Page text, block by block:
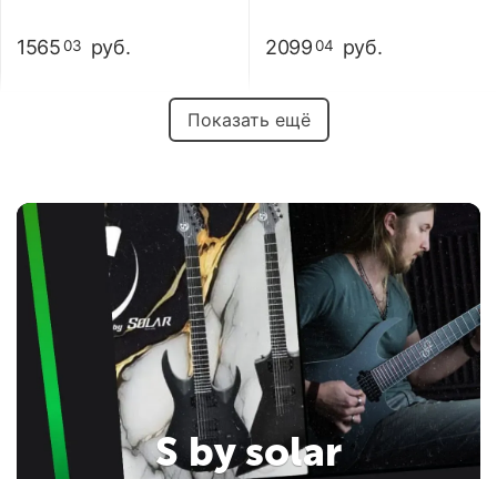
1565 03 руб. 2099 04 руб.
Показать ещё
S by solar